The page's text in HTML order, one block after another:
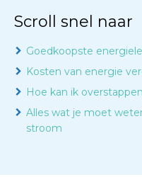
Scroll snel naar
Goedkoopste
Kosten van energie
Hoe kan ik
Alles wat je moet
stroom